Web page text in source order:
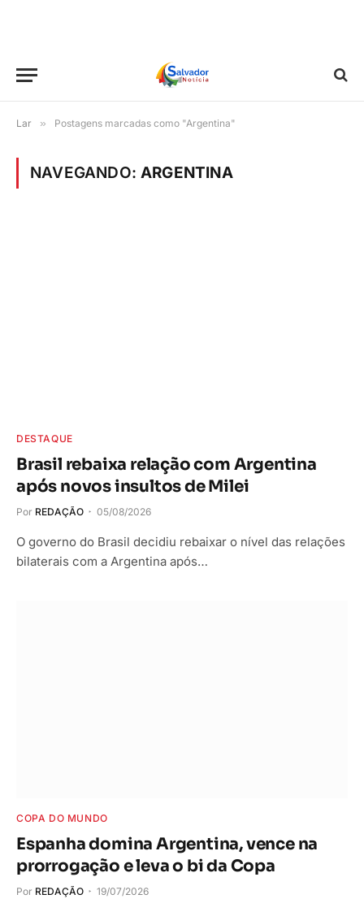
Lar » Postagens marcadas como "Argentina"
NAVEGANDO:ARGENTINA
DESTAQUE
Brasil rebaixa relação com Argentina
após novos insultos de Milei
Por REDAÇÃO 05/08/2026
O governo do Brasil decidiu rebaixar o nível das relações
bilaterais com a Argentina após…
COPA DO MUNDO
Espanha domina Argentina, vence na
prorrogação e leva o bi da Copa
Por REDAÇÃO 19/07/2026